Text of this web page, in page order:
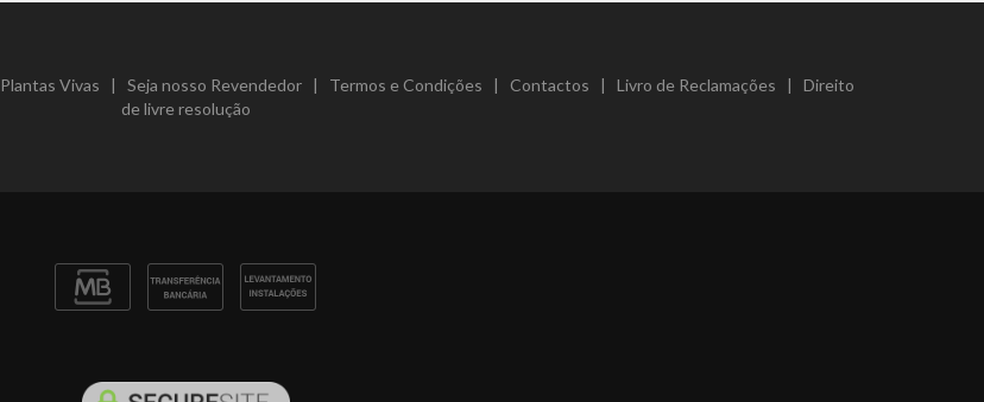
Plantas Vivas | Seja nosso Revendedor | Termos e Condições | Contactos | Livro de Reclamações | Direito
de livre resolução